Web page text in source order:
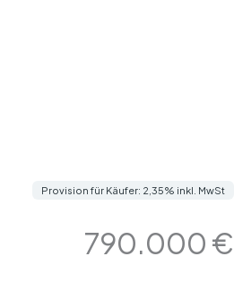
790.000 €
Provision für Käufer: 2,35% inkl. MwSt